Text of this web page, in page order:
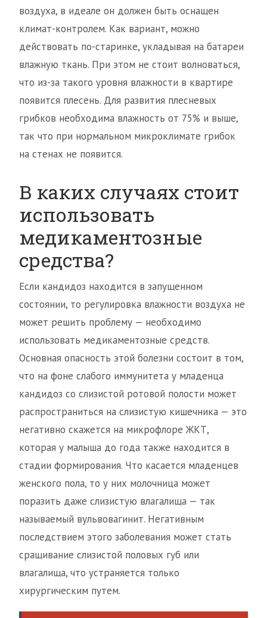
воздуха, в идеале он должен быть оснащен
климат-контролем. Как вариант, можно
действовать по-старинке, укладывая на батареи
влажную ткань. При этом не стоит волноваться,
что из-за такого уровня влажности в квартире
появится плесень. Для развития плесневых
грибков необходима влажность от 75% и выше,
так что при нормальном микроклимате грибок
на стенах не появится.
В каких случаях стоит
использовать
медикаментозные
средства?
Если кандидоз находится в запущенном
состоянии, то регулировка влажности воздуха не
может решить проблему — необходимо
использовать медикаментозные средств.
Основная опасность этой болезни состоит в том,
что на фоне слабого иммунитета у младенца
кандидоз со слизистой ротовой полости может
распространиться на слизистую кишечника — это
негативно скажется на микрофлоре ЖКТ,
которая у малыша до года также находится в
стадии формирования. Что касается младенцев
женского пола, то у них молочница может
поразить даже слизистую влагалища — так
называемый вульвовагинит. Негативным
последствием этого заболевания может стать
сращивание слизистой половых губ или
влагалища, что устраняется только
хирургическим путем.